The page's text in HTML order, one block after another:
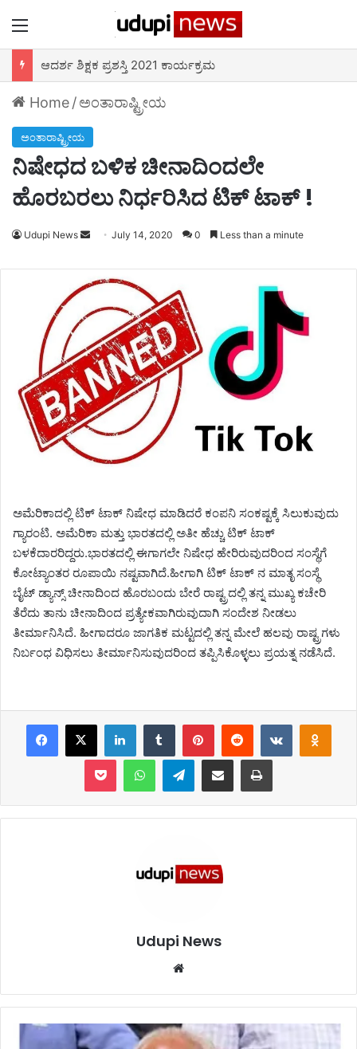
ಆದರ್ಶ ಶಿಕ್ಷಕ ಪ್ರಶಸ್ತಿ 2021 ಕಾರ್ಯಕ್ರಮ
Home/ಅಂತಾರಾಷ್ಟ್ರೀಯ
ಅಂತಾರಾಷ್ಟ್ರೀಯ
ನಿಷೇಧದ ಬಳಿಕ ಚೀನಾದಿಂದಲೇ
ಹೊರಬರಲು ನಿರ್ಧರಿಸಿದ ಟಿಕ್ ಟಾಕ್ !
Udupi News
Send
email
July 14, 2020 0 Less than a minute
ಅಮೆರಿಕಾದಲ್ಲಿ ಟಿಕ್ ಟಾಕ್ ನಿಷೇಧ ಮಾಡಿದರೆ ಕಂಪನಿ ಸಂಕಷ್ಟಕ್ಕೆ ಸಿಲುಕುವುದು
ಗ್ಯಾರಂಟಿ. ಅಮೆರಿಕಾ ಮತ್ತು ಭಾರತದಲ್ಲಿ ಅತೀ ಹೆಚ್ಚು ಟಿಕ್ ಟಾಕ್
ಬಳಕೆದಾರರಿದ್ದರು.ಭಾರತದಲ್ಲಿ ಈಗಾಗಲೇ ನಿಷೇಧ ಹೇರಿರುವುದರಿಂದ ಸಂಸ್ಥೆಗೆ
ಕೋಟ್ಯಾಂತರ ರೂಪಾಯಿ ನಷ್ಟವಾಗಿದೆ.ಹೀಗಾಗಿ ಟಿಕ್ ಟಾಕ್ ನ ಮಾತೃ ಸಂಸ್ಥೆ
ಬೈಟ್ ಡ್ಯಾನ್ಸ್ ಚೀನಾದಿಂದ ಹೊರಬಂದು ಬೇರೆ ರಾಷ್ಟ್ರದಲ್ಲಿ ತನ್ನ ಮುಖ್ಯ ಕಚೇರಿ
ತೆರೆದು ತಾನು ಚೀನಾದಿಂದ ಪ್ರತ್ಯೇಕವಾಗಿರುವುದಾಗಿ ಸಂದೇಶ ನೀಡಲು
ತೀರ್ಮಾನಿಸಿದೆ. ಹೀಗಾದರೂ ಜಾಗತಿಕ ಮಟ್ಟದಲ್ಲಿ ತನ್ನ ಮೇಲೆ ಹಲವು ರಾಷ್ಟ್ರಗಳು
ನಿರ್ಬಂಧ ವಿಧಿಸಲು ತೀರ್ಮಾನಿಸುವುದರಿಂದ ತಪ್ಪಿಸಿಕೊಳ್ಳಲು ಪ್ರಯತ್ನ ನಡೆಸಿದೆ.
Facebook X LinkedIn Tumblr Pinterest Reddit VKontakte Odnoklassniki
Pocket WhatsApp Telegram Share via Email Print
Udupi News
te
ಬೆಂ